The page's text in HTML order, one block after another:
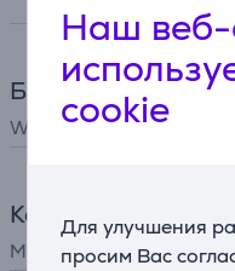
Наш веб-
cookie
Для улучшения
просим Вас
Браузер и
WiFi
Кардридер
Макс. объем карты